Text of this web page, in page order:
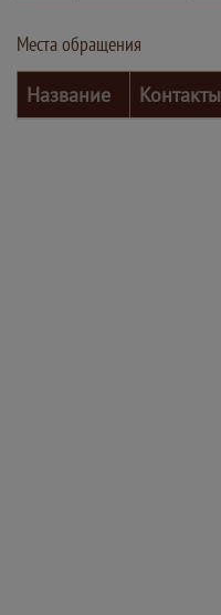
Места обращения
Название
Контакты